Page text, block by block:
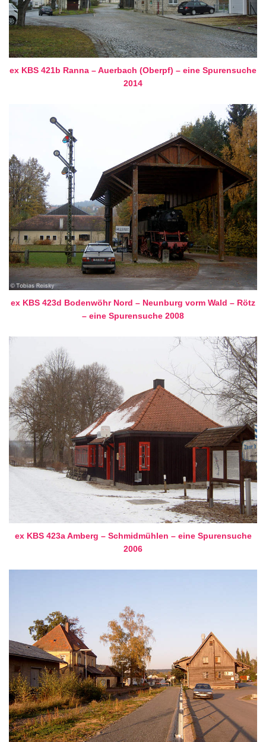
ex KBS 421b Ranna – Auerbach (Oberpf) – eine Spurensuche
2014
ex KBS 423d Bodenwöhr Nord – Neunburg vorm Wald – Rötz
– eine Spurensuche 2008
ex KBS 423a Amberg – Schmidmühlen – eine Spurensuche
2006